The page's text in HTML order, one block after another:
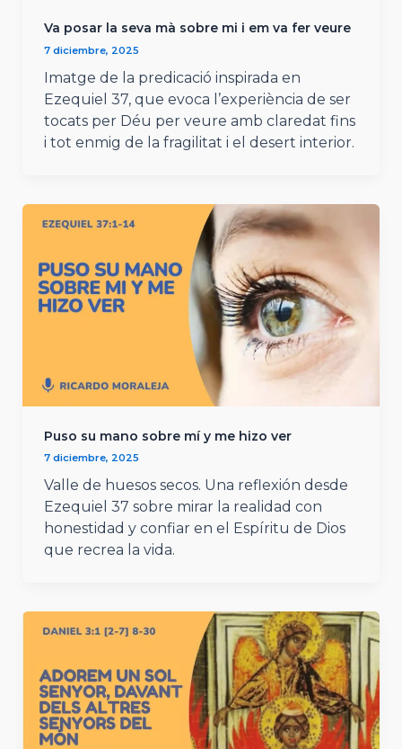
Va posar la seva mà sobre mi i em va fer veure
7 diciembre, 2025
Imatge de la predicació inspirada en
Ezequiel 37, que evoca l’experiència de ser
tocats per Déu per veure amb claredat fins
i tot enmig de la fragilitat i el desert interior.
Puso su mano sobre mí y me hizo ver
7 diciembre, 2025
Valle de huesos secos. Una reflexión desde
Ezequiel 37 sobre mirar la realidad con
honestidad y confiar en el Espíritu de Dios
que recrea la vida.